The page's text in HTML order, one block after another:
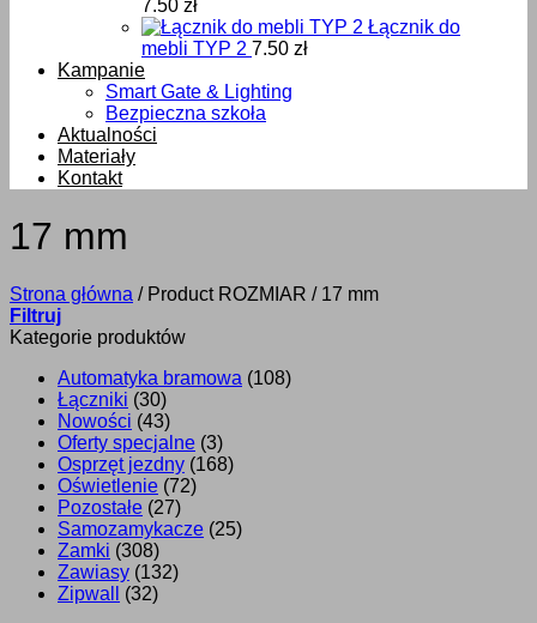
7.50 zł
Łącznik do
mebli TYP 2 7.50 zł
Kampanie
Smart Gate & Lighting
Bezpieczna szkoła
Aktualności
Materiały
Kontakt
17 mm
Strona główna / Product ROZMIAR / 17 mm
Filtruj
Kategorie produktów
Automatyka bramowa (108)
Łączniki (30)
Nowości (43)
Oferty specjalne (3)
Osprzęt jezdny (168)
Oświetlenie (72)
Pozostałe (27)
Samozamykacze (25)
Zamki (308)
Zawiasy (132)
Zipwall
(32)